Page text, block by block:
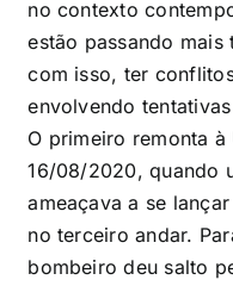
no contexto
estão passando mais
com isso, ter
envolvendo
O primeiro remonta
16/08/2020, quando
ameaçava a se
no terceiro andar.
bombeiro deu salto